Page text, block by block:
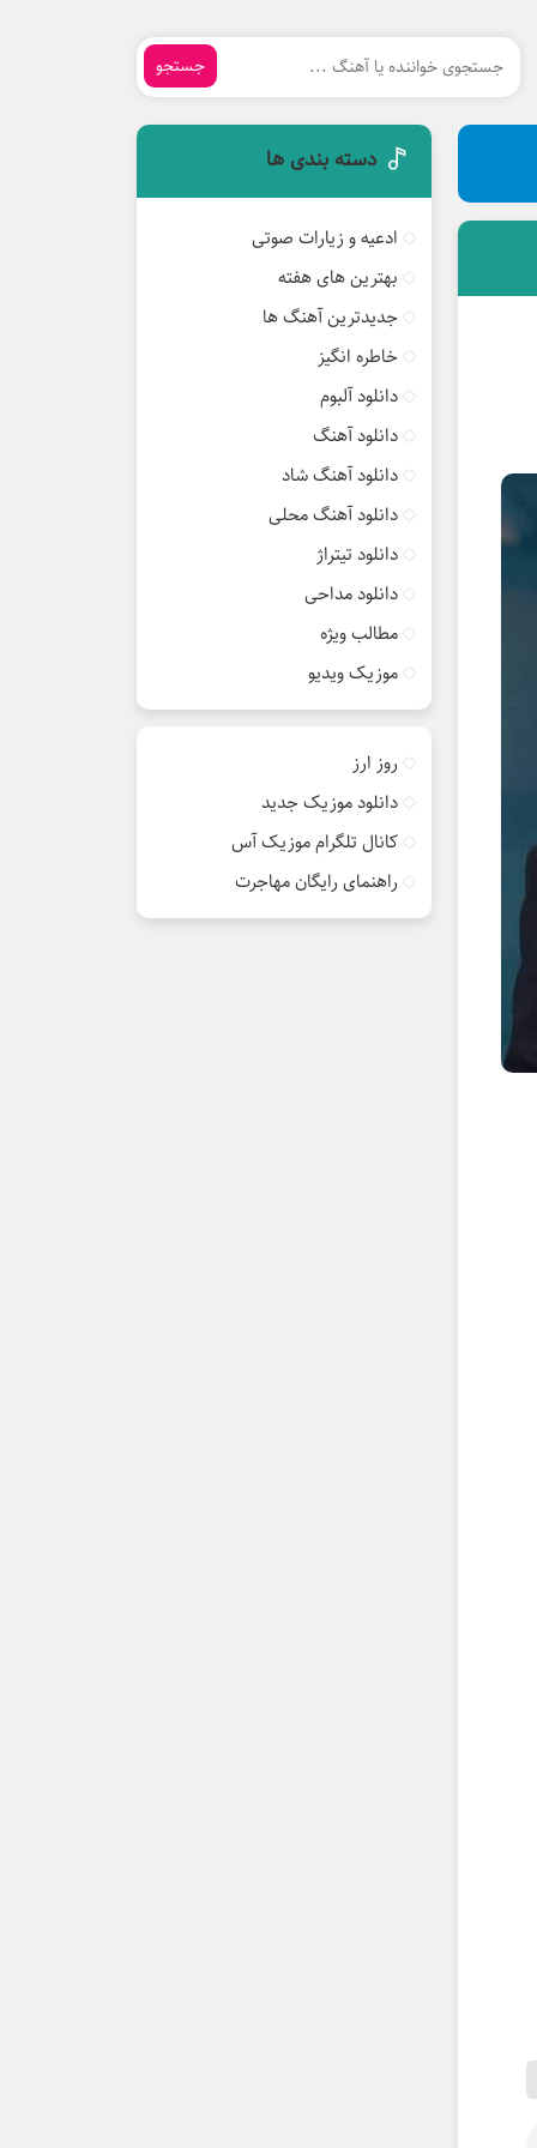
جستجو
دسته بندی ها
ادعیه و زیارات صوتی
بهترین های هفته
جدیدترین آهنگ ها
خاطره انگیز
دانلود آلبوم
دانلود آهنگ
دانلود آهنگ شاد
دانلود آهنگ محلی
دانلود تیتراژ
دانلود مداحی
مطالب ویژه
موزیک ویدیو
روز ارز
دانلود موزیک جدید
کانال تلگرام موزیک آس
راهنمای رایگان مهاجرت